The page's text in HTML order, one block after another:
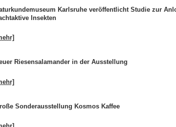
Karlsruhe veröffentlicht Studie zur
Insekten
Riesensalamander in der Ausstellung
Sonderausstellung Kosmos Kaffee